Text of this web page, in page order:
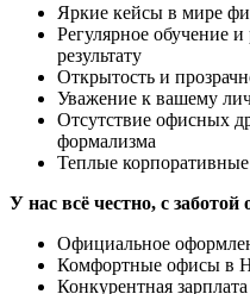
Яркие кейсы в мире
Регулярное обучение
результату
Открытость и
Уважение к вашему
Отсутствие офисных
формализма
Теплые
У нас всё честно, с
Официальное
Комфортные офисы в
Конкурентная зарплата